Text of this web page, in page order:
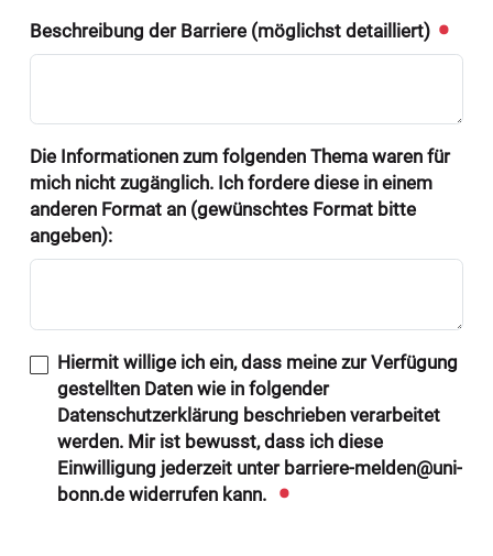
Beschreibung der Barriere (möglichst detailliert)
Die Informationen zum folgenden Thema waren für
mich nicht zugänglich. Ich fordere diese in einem
anderen Format an (gewünschtes Format bitte
angeben):
Hiermit willige ich ein, dass meine zur Verfügung
gestellten Daten wie in folgender
Datenschutzerklärung beschrieben verarbeitet
werden. Mir ist bewusst, dass ich diese
Einwilligung jederzeit unter barriere-melden@uni-
bonn.de widerrufen kann.